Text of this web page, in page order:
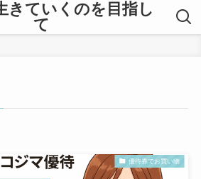
きていくのを目指し
て
優待券でお買い物